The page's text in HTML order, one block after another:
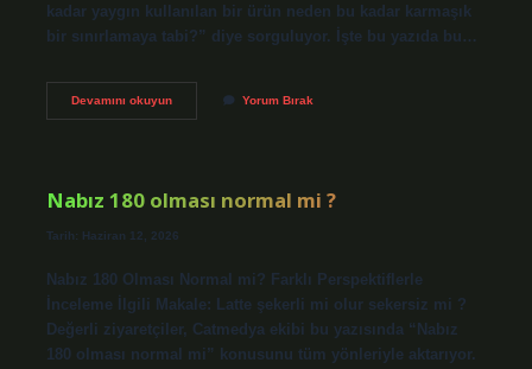
kadar yaygın kullanılan bir ürün neden bu kadar karmaşık
bir sınırlamaya tabi?” diye sorguluyor. İşte bu yazıda bu…
Devamını okuyunKargoda
sigara
Yorum Bırak
Nabız 180 olması normal mi ?
Tarih: Haziran 12, 2026
Nabız 180 Olması Normal mi? Farklı Perspektiflerle
İnceleme İlgili Makale: Latte şekerli mi olur sekersiz mi ?
Değerli ziyaretçiler, Catmedya ekibi bu yazısında “Nabız
180 olması normal mi” konusunu tüm yönleriyle aktarıyor.